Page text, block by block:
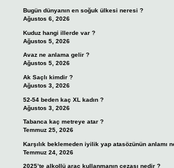
Bugün dünyanın en soğuk ülkesi neresi ?
Ağustos 6, 2026
Kuduz hangi illerde var ?
Ağustos 5, 2026
Avaz ne anlama gelir ?
Ağustos 5, 2026
Ak Saçlı kimdir ?
Ağustos 3, 2026
52-54 beden kaç XL kadın ?
Ağustos 3, 2026
Tabanca kaç metreye atar ?
Temmuz 25, 2026
Karşılık beklemeden iyilik yap atasözünün anlamı
Temmuz 24, 2026
2025’te alkollü araç kullanmanın cezası nedir ?